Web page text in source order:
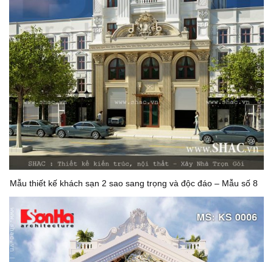
Mẫu thiết kế khách sạn 2 sao sang trọng và độc đáo – Mẫu số 8